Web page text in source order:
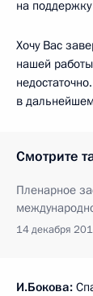
на поддержку
Хочу Вас
нашей
в
Смотрите
Пленарное
14 декабря
И.Бокова: